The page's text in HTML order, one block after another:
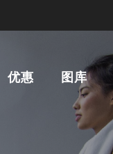
优惠 图库